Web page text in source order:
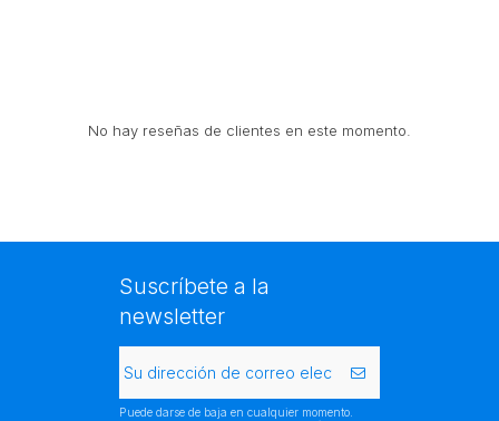
No hay reseñas de clientes en este momento.
Suscríbete a la
newsletter
Puede darse de baja en cualquier momento.